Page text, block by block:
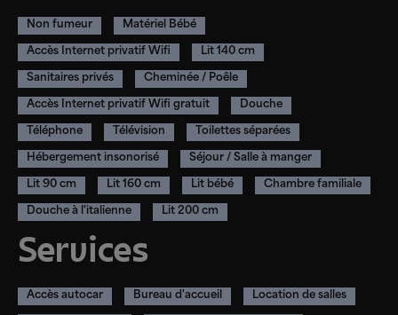
Non fumeur Matériel Bébé
Accès Internet privatif Wifi Lit 140 cm
Sanitaires privés Cheminée / Poêle
Accès Internet privatif Wifi gratuit Douche
Téléphone Télévision Toilettes séparées
Hébergement insonorisé Séjour / Salle à manger
Lit 90 cm Lit 160 cm Lit bébé Chambre familiale
Douche à l'italienne Lit 200 cm
Services
Accès autocar Bureau d'accueil Location de salles